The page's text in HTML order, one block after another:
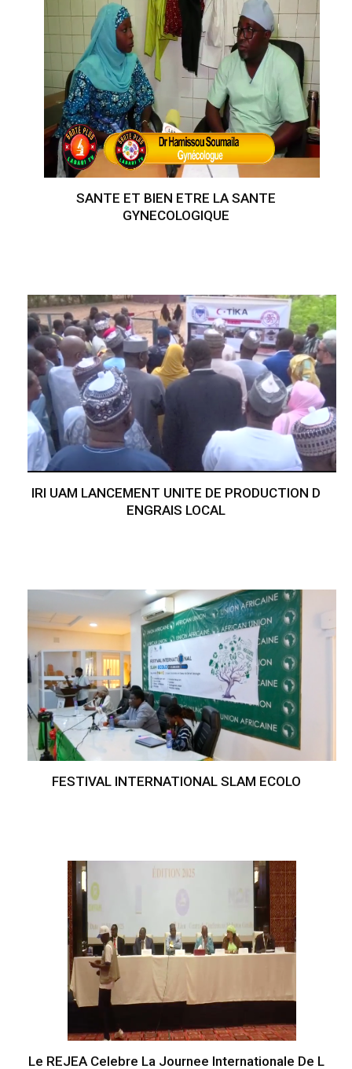
SANTE ET BIEN ETRE LA SANTE
GYNECOLOGIQUE
IRI UAM LANCEMENT UNITE DE PRODUCTION D
ENGRAIS LOCAL
FESTIVAL INTERNATIONAL SLAM ECOLO
Le REJEA Celebre La Journee Internationale De L